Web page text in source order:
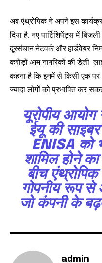
Join our
conversation.
To subscribe, simply enter
or click the subscribe button
your privacy and won't
I've read and accept the
32,111
अब एंथ्रोपिक ने अपने इस
दिया है. नए पार्टिशिपेंट्स में
दूरसंचान नेटवर्क और हार्डवेयर
करोड़ों आम नागरिकों की डेली-
कहना है कि इनमें से किसी एक
ज्यादा लोगों को प्रभावित कर
यूरोपीय आयोग
ईयू की साइबर
ENISA को
शामिल होने
बीच
गोपनीय रूप से
जो कंपनी के
admin